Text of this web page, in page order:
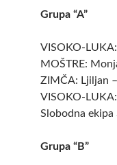
Grupa “A”
VISOKO-
MOŠTRE:
ZIMČA: Ljiljan
VISOKO-
Slobodna ekipa
Grupa “B”